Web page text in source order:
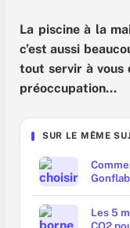
La piscine à la
c’est aussi
tout servir à vous
préoccupation…
SUR LE MÊME
Les 5
CO2